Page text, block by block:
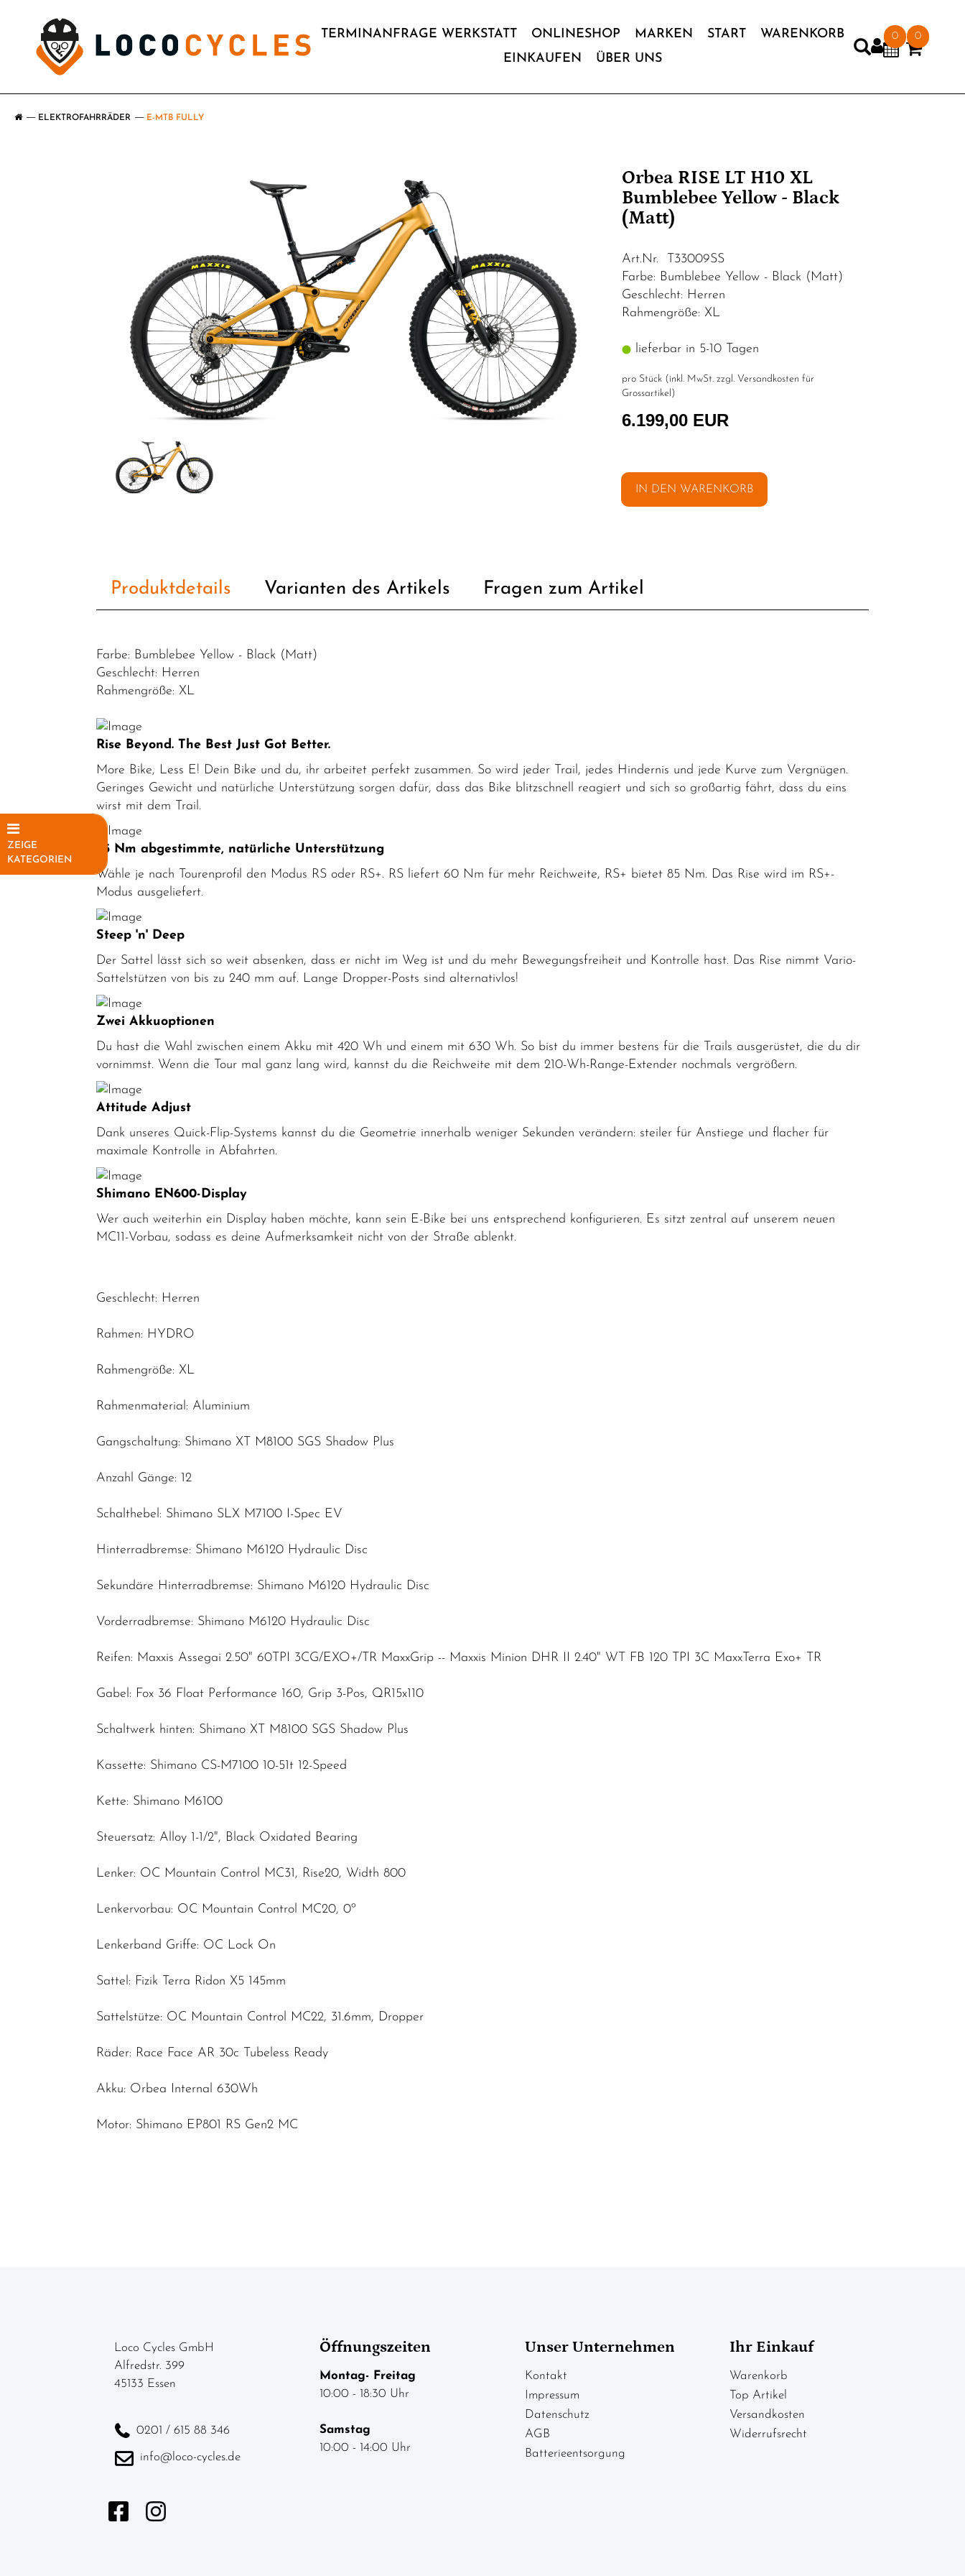
TERMINANFRAGE WERKSTATT ONLINESHOP MARKEN START
WARENKORB
EINKAUFEN
ÜBER UNS
0 0
ELEKTROFAHRRÄDER E-MTB FULLY
ZEIGE
KATEGORIEN
Elektrofahrräder
Orbea RISE LT H10 XL
Bumblebee Yellow - Black
(Matt)
Art.Nr. T33009SS
Farbe: Bumblebee Yellow - Black (Matt)
Geschlecht: Herren
Rahmengröße: XL
lieferbar in 5-10 Tagen
pro Stück (inkl. MwSt. zzgl. Versandkosten für
Grossartikel )
6.199,00 EUR
IN DEN WARENKORB
Produktdetails Varianten des Artikels Fragen zum Artikel
Farbe: Bumblebee Yellow - Black (Matt)
Geschlecht: Herren
Rahmengröße: XL
Rise Beyond. The Best Just Got Better.
More Bike, Less E! Dein Bike und du, ihr arbeitet perfekt zusammen. So wird jeder Trail, jedes Hindernis und jede Kurve zum Vergnügen.
Geringes Gewicht und natürliche Unterstützung sorgen dafür, dass das Bike blitzschnell reagiert und sich so großartig fährt, dass du eins
wirst mit dem Trail.
85 Nm abgestimmte, natürliche Unterstützung
Wähle je nach Tourenprofil den Modus RS oder RS+. RS liefert 60 Nm für mehr Reichweite, RS+ bietet 85 Nm. Das Rise wird im RS+-
Modus ausgeliefert.
Steep 'n' Deep
Der Sattel lässt sich so weit absenken, dass er nicht im Weg ist und du mehr Bewegungsfreiheit und Kontrolle hast. Das Rise nimmt Vario-
Sattelstützen von bis zu 240 mm auf. Lange Dropper-Posts sind alternativlos!
Zwei Akkuoptionen
Du hast die Wahl zwischen einem Akku mit 420 Wh und einem mit 630 Wh. So bist du immer bestens für die Trails ausgerüstet, die du dir
vornimmst. Wenn die Tour mal ganz lang wird, kannst du die Reichweite mit dem 210-Wh-Range-Extender nochmals vergrößern.
Attitude Adjust
Dank unseres Quick-Flip-Systems kannst du die Geometrie innerhalb weniger Sekunden verändern: steiler für Anstiege und flacher für
maximale Kontrolle in Abfahrten.
Shimano EN600-Display
Wer auch weiterhin ein Display haben möchte, kann sein E-Bike bei uns entsprechend konfigurieren. Es sitzt zentral auf unserem neuen
MC11-Vorbau, sodass es deine Aufmerksamkeit nicht von der Straße ablenkt.
Geschlecht: Herren
Rahmen: HYDRO
Rahmengröße: XL
Rahmenmaterial: Aluminium
Gangschaltung: Shimano XT M8100 SGS Shadow Plus
Anzahl Gänge: 12
Schalthebel: Shimano SLX M7100 I-Spec EV
Hinterradbremse: Shimano M6120 Hydraulic Disc
Sekundäre Hinterradbremse: Shimano M6120 Hydraulic Disc
Vorderradbremse: Shimano M6120 Hydraulic Disc
Reifen: Maxxis Assegai 2.50" 60TPI 3CG/EXO+/TR MaxxGrip -- Maxxis Minion DHR II 2.40" WT FB 120 TPI 3C MaxxTerra Exo+ TR
Gabel: Fox 36 Float Performance 160, Grip 3-Pos, QR15x110
Schaltwerk hinten: Shimano XT M8100 SGS Shadow Plus
Kassette: Shimano CS-M7100 10-51t 12-Speed
Kette: Shimano M6100
Steuersatz: Alloy 1-1/2", Black Oxidated Bearing
Lenker: OC Mountain Control MC31, Rise20, Width 800
Lenkervorbau: OC Mountain Control MC20, 0º
Lenkerband Griffe: OC Lock On
Sattel: Fizik Terra Ridon X5 145mm
Sattelstütze: OC Mountain Control MC22, 31.6mm, Dropper
Räder: Race Face AR 30c Tubeless Ready
Akku: Orbea Internal 630Wh
Motor: Shimano EP801 RS Gen2 MC
Loco Cycles GmbH
Alfredstr. 399
45133 Essen
0201 / 615 88 346
info@loco-cycles.de
Öffnungszeiten
Montag- Freitag
10:00 - 18:30 Uhr
Samstag
10:00 - 14:00 Uhr
Unser Unternehmen
Kontakt
Impressum
Datenschutz
AGB
Batterieentsorgung
Ihr Einkauf
Warenkorb
Top Artikel
Versandkosten
Widerrufsrecht